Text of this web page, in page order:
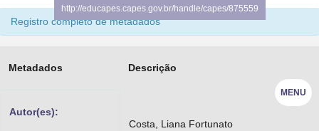
Secretaria de Governo
Gabinete de Segurança Institucional
Advocacia-Geral da União
MENU
http://educapes.capes.gov.br/handle/capes/875559
Registro completo de metadados
Metadados Descrição
Autor(es):
Costa, Liana Fortunato